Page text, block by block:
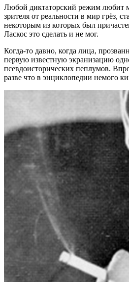
Любой диктаторский режим любит
зрителя от реальности в мир грёз,
некоторым из которых был
Ласкос это сделать и не мог.
Когда-то давно, когда лица,
первую известную экранизацию
псевдоисторических пеплумов.
разве что в энциклопедии немого